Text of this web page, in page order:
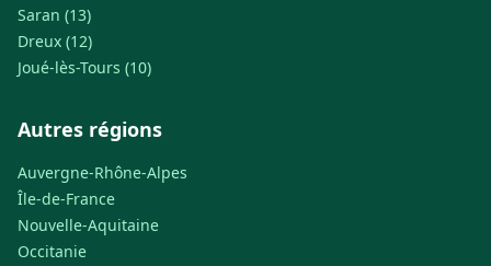
Saran (13)
Dreux (12)
Joué-lès-Tours (10)
Autres régions
Auvergne-Rhône-Alpes
Île-de-France
Nouvelle-Aquitaine
Occitanie